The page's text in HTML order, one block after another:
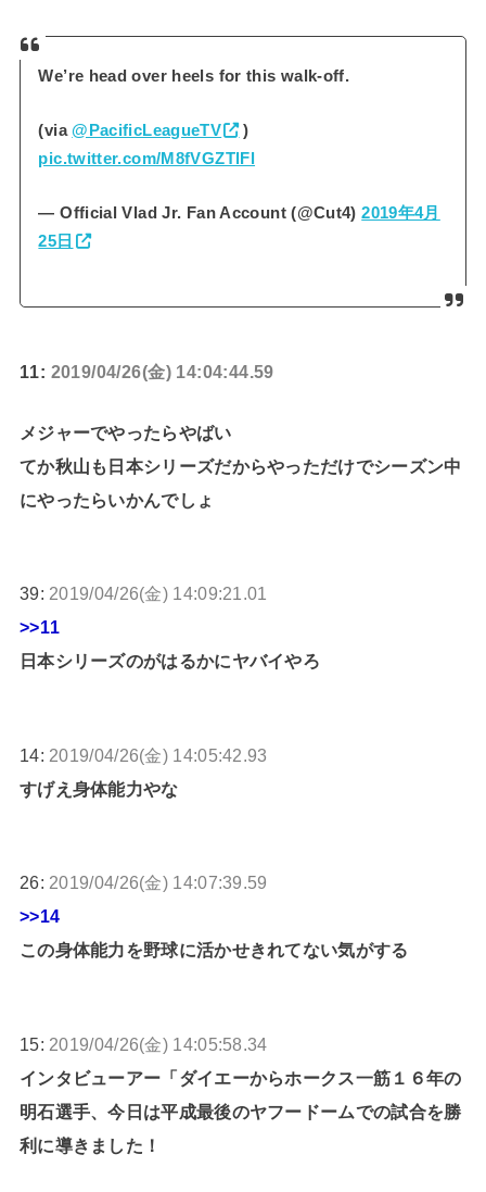
We’re head over heels for this walk-off.
(via@PacificLeagueTV
)
pic.twitter.com/M8fVGZTlFl
— Official Vlad Jr. Fan Account (@Cut4)2019年4月
25日
11: 2019/04/26(金) 14:04:44.59
メジャーでやったらやばい
てか秋山も日本シリーズだからやっただけでシーズン中
にやったらいかんでしょ
39: 2019/04/26(金) 14:09:21.01
>>11
日本シリーズのがはるかにヤバイやろ
14: 2019/04/26(金) 14:05:42.93
すげえ身体能力やな
26: 2019/04/26(金) 14:07:39.59
>>14
この身体能力を野球に活かせきれてない気がする
15: 2019/04/26(金) 14:05:58.34
インタビューアー「ダイエーからホークス一筋１６年の
明石選手、今日は平成最後のヤフードームでの試合を勝
利に導きました！